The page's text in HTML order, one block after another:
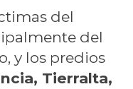
del
del
y los predios
Tierralta,